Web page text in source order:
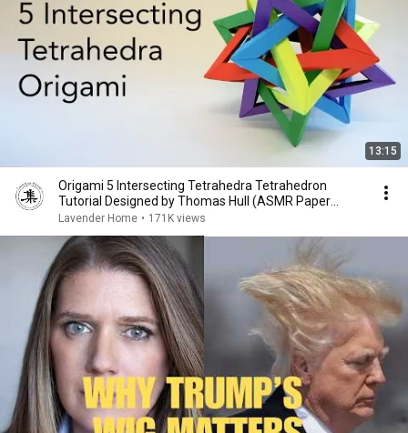
13:15
Origami 5 Intersecting Tetrahedra Tetrahedron
Tutorial Designed by Thomas Hull (ASMR Paper
Folding)
Lavender Home • 171K views